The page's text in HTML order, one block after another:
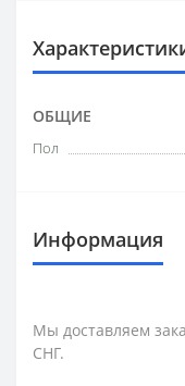
ОБЩИЕ
Пол
Информация
Мы доставляем
СНГ.